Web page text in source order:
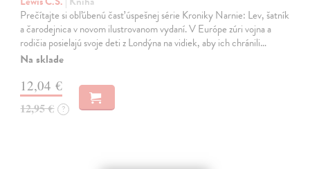
Prečítajte si obľúbenú časť úspešnej série Kroniky Narnie: Lev, šatník
a čarodejnica v novom ilustrovanom vydaní. V Európe zúri vojna a
rodičia posielajú svoje deti z Londýna na vidiek, aby ich chránili…
Na sklade
12,04 €
12,95 € ?